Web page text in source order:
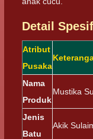
Detail
Atribut
Pusaka
Nama
Produk
Mustika
Jenis
Batu
Akik